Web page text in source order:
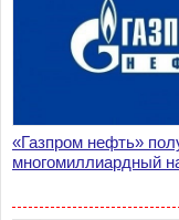
«Газпром нефть»
многомиллиардный